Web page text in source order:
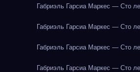
Габриэль Гарсиа Маркес — Сто
Габриэль Гарсиа Маркес — Сто
Габриэль Гарсиа Маркес — Сто
Габриэль Гарсиа Маркес — Сто